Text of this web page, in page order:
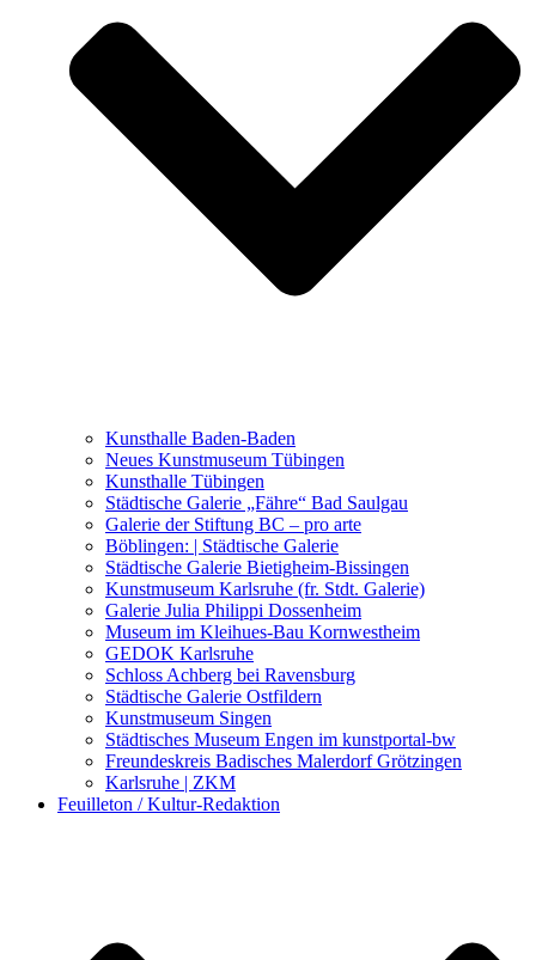
Was seither geschah
Kunstwettbewerbe, Ausschreibungen für Künstler
Kunsthalle Baden-Baden
Neues Kunstmuseum Tübingen
Kunsthalle Tübingen
Städtische Galerie „Fähre“ Bad Saulgau
Galerie der Stiftung BC – pro arte
Böblingen: | Städtische Galerie
Städtische Galerie Bietigheim-Bissingen
Kunstmuseum Karlsruhe (fr. Stdt. Galerie)
Galerie Julia Philippi Dossenheim
Museum im Kleihues-Bau Kornwestheim
GEDOK Karlsruhe
Schloss Achberg bei Ravensburg
Städtische Galerie Ostfildern
Kunstmuseum Singen
Städtisches Museum Engen im kunstportal-bw
Freundeskreis Badisches Malerdorf Grötzingen
Karlsruhe | ZKM
Feuilleton / Kultur-Redaktion